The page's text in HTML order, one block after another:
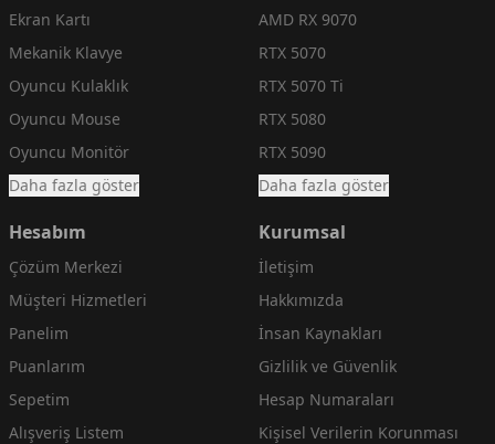
Ekran Kartı
Mekanik Klavye
Oyuncu Kulaklık
Oyuncu Mouse
Oyuncu Monitör
Daha fazla göster
AMD RX 9070
RTX 5070
RTX 5070 Ti
RTX 5080
RTX 5090
Daha fazla göster
Hesabım
Çözüm Merkezi
Müşteri Hizmetleri
Panelim
Puanlarım
Sepetim
Alışveriş Listem
Kurumsal
İletişim
Hakkımızda
İnsan Kaynakları
Gizlilik ve Güvenlik
Hesap Numaraları
Kişisel Verilerin Korunması